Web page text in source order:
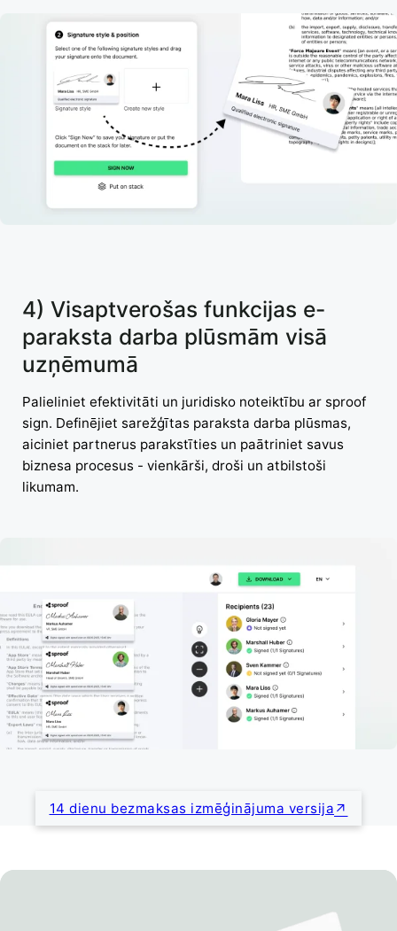
4) Visaptverošas funkcijas e-
paraksta darba plūsmām visā
uzņēmumā
Palieliniet efektivitāti un juridisko noteiktību ar sproof
sign. Definējiet sarežģītas paraksta darba plūsmas,
aiciniet partnerus parakstīties un paātriniet savus
biznesa procesus - vienkārši, droši un atbilstoši
likumam.
14 dienu bezmaksas izmēģinājuma versija